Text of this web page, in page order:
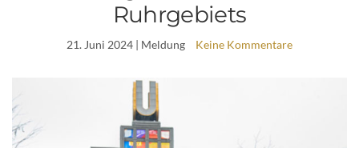
Ruhrgebiets
21. Juni 2024 | Meldung Keine Kommentare